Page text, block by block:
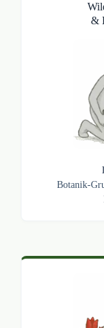
&
Botanik-